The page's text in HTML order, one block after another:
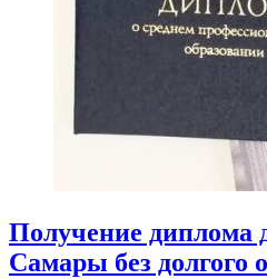
Получение диплома
Самары без долгого